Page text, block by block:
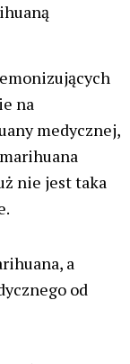
podczas
komentarzy.